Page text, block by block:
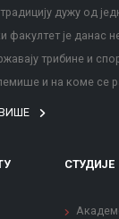
дужу од
факултет је данас
трибине и
и на коме се
СТУДИЈЕ